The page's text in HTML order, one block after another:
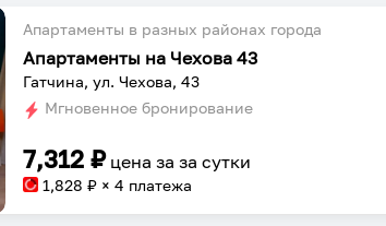
Апартаменты в разных районах города
Апартаменты на Чехова 43
Гатчина, ул. Чехова, 43
Мгновенное бронирование
7,312 ₽ цена заза сутки
1,828 ₽ × 4 платежа